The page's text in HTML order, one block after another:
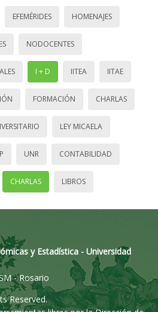
EFEMÉRIDES HOMENAJES
NODOCENTES
I + D IITEA IITAE
FORMACIÓN CHARLAS
LEY MICAELA
UNR CONTABILIDAD
CHARLAS LIBROS
y Estadística - Universidad
- Rosario
Reserved.